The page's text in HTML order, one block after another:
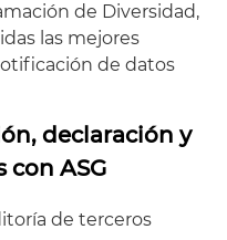
de Diversidad,
las mejores
de datos
declaración y
ASG
de terceros